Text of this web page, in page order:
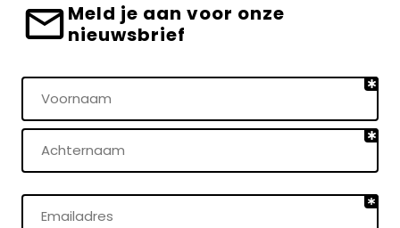
Meld je aan voor onze
nieuwsbrief
Naam
(Vereist)
Voornaam
E-
mailadres